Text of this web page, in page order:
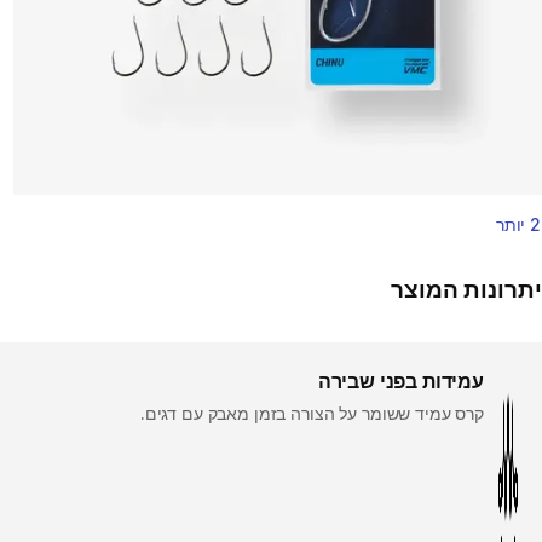
2 יותר
יתרונות המוצר
עמידות בפני שבירה
קרס עמיד ששומר על הצורה בזמן מאבק עם דגים.